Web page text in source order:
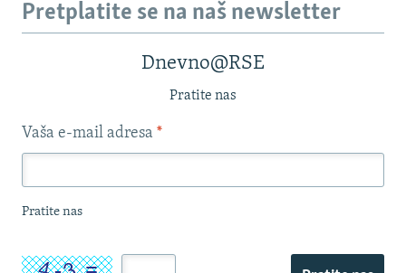
Pretplatite se na naš newsletter
Dnevno@RSE
Pratite nas
Vaša e-mail adresa *
Pratite nas